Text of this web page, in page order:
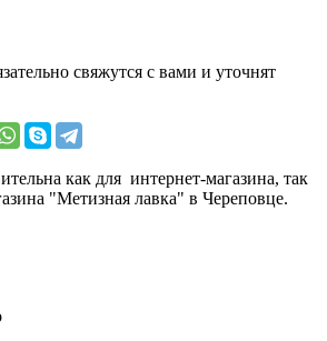
свяжутся с вами и уточнят
как для интернет-магазина, так
"Метизная лавка" в Череповце.